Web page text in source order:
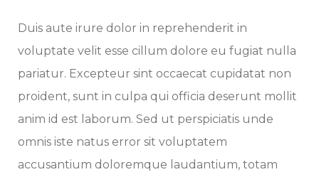
Duis aute irure dolor in reprehenderit in
voluptate velit esse cillum dolore eu fugiat nulla
pariatur. Excepteur sint occaecat cupidatat non
proident, sunt in culpa qui officia deserunt mollit
anim id est laborum. Sed ut perspiciatis unde
omnis iste natus error sit voluptatem
accusantium doloremque laudantium, totam